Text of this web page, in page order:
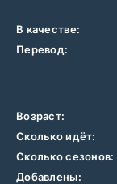
В качестве:
Перевод:
Возраст:
Сколько идёт:
Сколько сезонов:
Добавлены: